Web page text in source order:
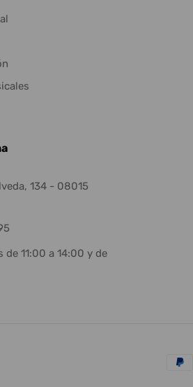
134 - 08015
de 11:00 a 14:00 y de